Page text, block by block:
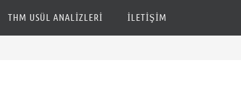
THM USÜL ANALIZLERI İLETIŞIM